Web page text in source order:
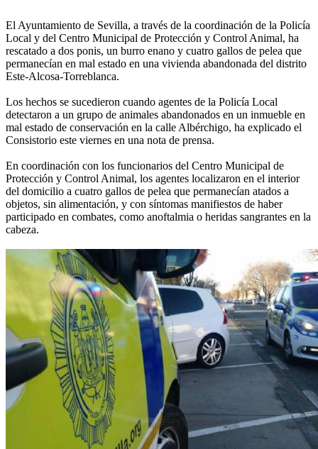
El Ayuntamiento de Sevilla, a través de la coordinación de la Policía
Local y del Centro Municipal de Protección y Control Animal, ha
rescatado a dos ponis, un burro enano y cuatro gallos de pelea que
permanecían en mal estado en una vivienda abandonada del distrito
Este-Alcosa-Torreblanca.
Los hechos se sucedieron cuando agentes de la Policía Local
detectaron a un grupo de animales abandonados en un inmueble en
mal estado de conservación en la calle Albérchigo, ha explicado el
Consistorio este viernes en una nota de prensa.
En coordinación con los funcionarios del Centro Municipal de
Protección y Control Animal, los agentes localizaron en el interior
del domicilio a cuatro gallos de pelea que permanecían atados a
objetos, sin alimentación, y con síntomas manifiestos de haber
participado en combates, como anoftalmia o heridas sangrantes en la
cabeza.